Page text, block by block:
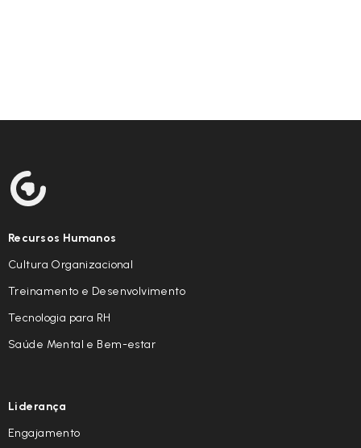
Recursos Humanos
Cultura Organizacional
Treinamento e Desenvolvimento
Tecnologia para RH
Saúde Mental e Bem-estar
Liderança
Engajamento